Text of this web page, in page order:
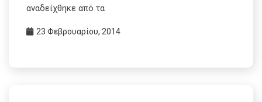
αναδείχθηκε από τα
23 Φεβρουαρίου, 2014